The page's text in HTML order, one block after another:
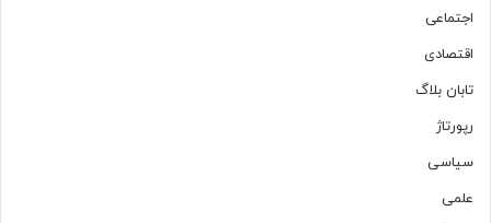
اجتماعی
اقتصادی
تابان بلاگ
رپورتاژ
سیاسی
علمی